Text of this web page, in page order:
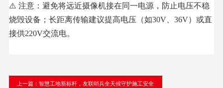
⚠️ 注意：避免将远近摄像机接在同一电源，防止电压不稳
烧毁设备；长距离传输建议提高电压（如30V、36V）或直
接供220V交流电。
上一篇：智慧工地新标杆，友联哨兵全天候守护施工安全